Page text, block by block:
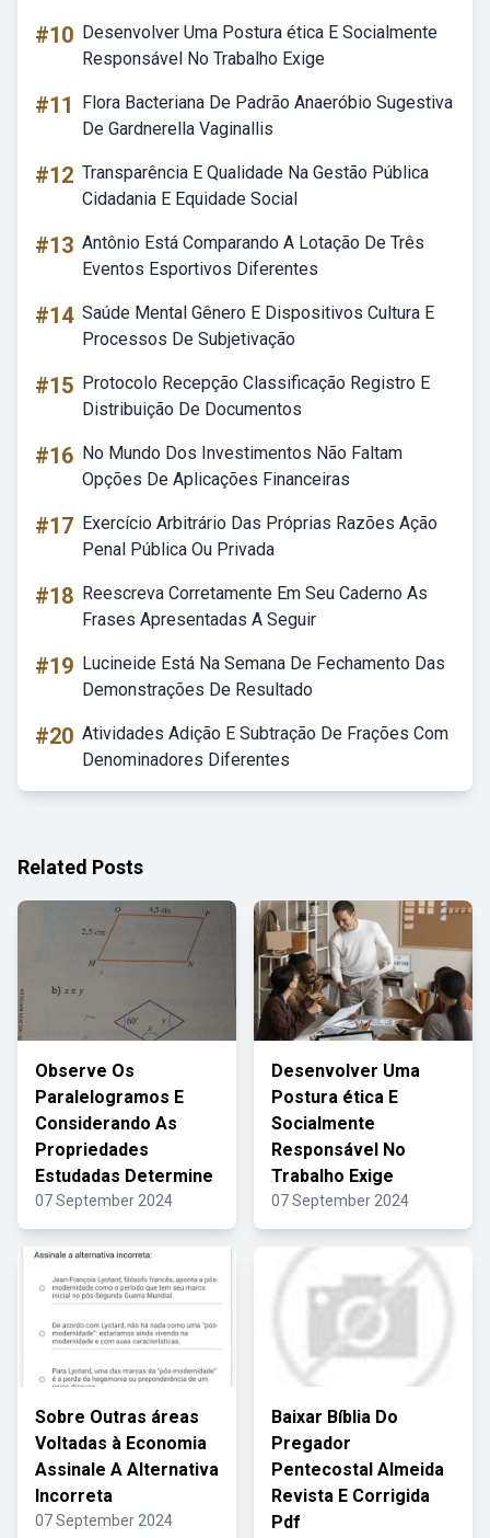
#10 Desenvolver Uma Postura ética E Socialmente
Responsável No Trabalho Exige
#11
Flora Bacteriana De Padrão Anaeróbio Sugestiva
De Gardnerella Vaginallis
#12 Transparência E Qualidade Na Gestão Pública
Cidadania E Equidade Social
#13 Antônio Está Comparando A Lotação De Três
Eventos Esportivos Diferentes
#14 Saúde Mental Gênero E Dispositivos Cultura E
Processos De Subjetivação
#15 Protocolo Recepção Classificação Registro E
Distribuição De Documentos
#16 No Mundo Dos Investimentos Não Faltam
Opções De Aplicações Financeiras
#17 Exercício Arbitrário Das Próprias Razões Ação
Penal Pública Ou Privada
#18 Reescreva Corretamente Em Seu Caderno As
Frases Apresentadas A Seguir
#19 Lucineide Está Na Semana De Fechamento Das
Demonstrações De Resultado
#20 Atividades Adição E Subtração De Frações Com
Denominadores Diferentes
Related Posts
Observe Os
Paralelogramos E
Considerando As
Propriedades
Estudadas Determine
07 September 2024
Desenvolver Uma
Postura ética E
Socialmente
Responsável No
Trabalho Exige
07 September 2024
Sobre Outras áreas
Voltadas à Economia
Assinale A Alternativa
Incorreta
07 September 2024
Baixar Bíblia Do
Pregador
Pentecostal Almeida
Revista E Corrigida
Pdf